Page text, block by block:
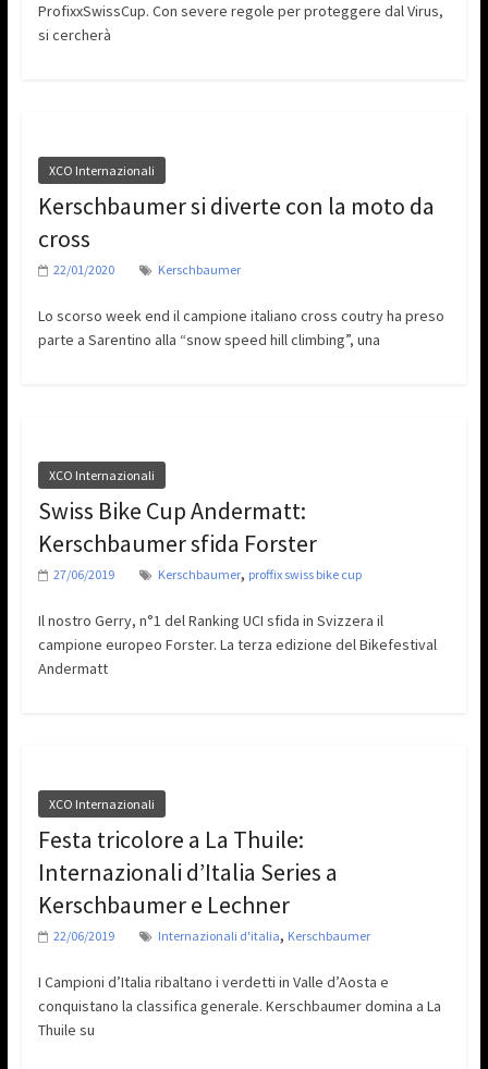
ProfixxSwissCup. Con severe regole per proteggere dal Virus,
si cercherà
XCO Internazionali
Kerschbaumer si diverte con la moto da
cross
22/01/2020 Kerschbaumer
Lo scorso week end il campione italiano cross coutry ha preso
parte a Sarentino alla “snow speed hill climbing”, una
XCO Internazionali
Swiss Bike Cup Andermatt:
Kerschbaumer sfida Forster
27/06/2019 Kerschbaumer, proffix swiss bike cup
Il nostro Gerry, n°1 del Ranking UCI sfida in Svizzera il
campione europeo Forster. La terza edizione del Bikefestival
Andermatt
XCO Internazionali
Festa tricolore a La Thuile:
Internazionali d’Italia Series a
Kerschbaumer e Lechner
22/06/2019 Internazionali d'italia, Kerschbaumer
I Campioni d’Italia ribaltano i verdetti in Valle d’Aosta e
conquistano la classifica generale. Kerschbaumer domina a La
Thuile su